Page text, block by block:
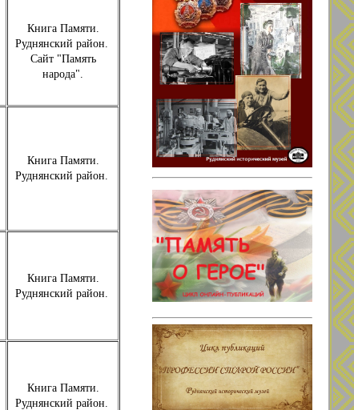
Книга Памяти.
Руднянский район.
Сайт "Память
народа".
Книга Памяти.
Руднянский район.
Книга Памяти.
Руднянский район.
Книга Памяти.
Руднянский район.